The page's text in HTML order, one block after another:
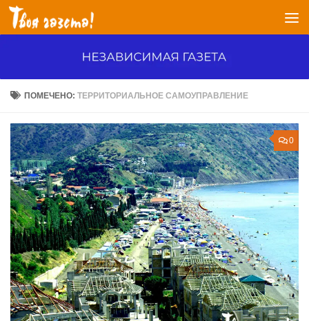
Перейти к содержимому
ПОМЕЧЕНО:ТЕРРИТОРИАЛЬНОЕ САМОУПРАВЛЕНИЕ
0